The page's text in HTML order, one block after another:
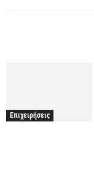
Επιχειρήσεις